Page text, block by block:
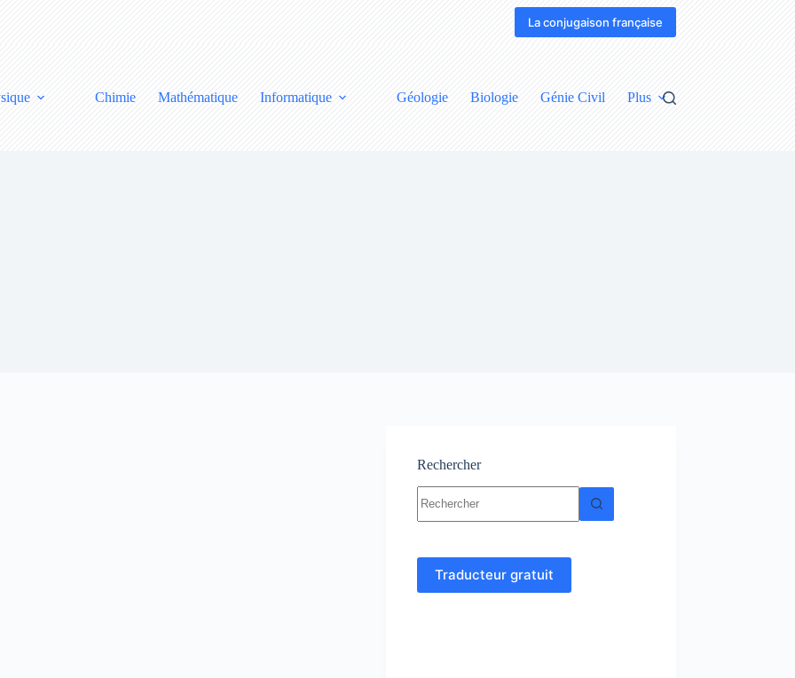
La conjugaison française
Chimie Mathématique Informatique Géologie Biologie Génie Civil Plus
Rechercher
résultat
Traducteur gratuit